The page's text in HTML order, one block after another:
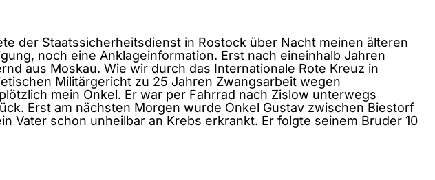
der Staatssicherheitsdienst in Rostock über Nacht meinen älteren
noch eine Anklageinformation. Erst nach eineinhalb Jahren
aus Moskau. Wie wir durch das Internationale Rote Kreuz in
Militärgericht zu 25 Jahren Zwangsarbeit wegen
mein Onkel. Er war per Fahrrad nach Zislow unterwegs
Erst am nächsten Morgen wurde Onkel Gustav zwischen Biestorf
Vater schon unheilbar an Krebs erkrankt. Er folgte seinem Bruder 10